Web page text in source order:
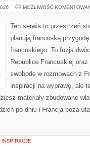
MOŻLIWOŚĆ
Ten serwis to przestrzeń
planują francuską
francuskiego. To fuzja
Republice Francuskiej
swobodę w rozmowach z
inspiracji na wyprawę, ale
materiały zbudowane
po dniu i Francja poza